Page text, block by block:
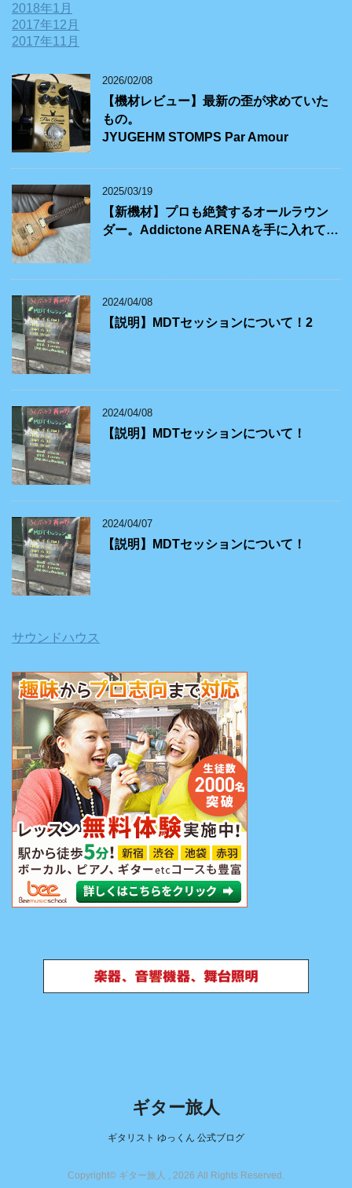
2018年1月
2017年12月
2017年11月
2026/02/08
【機材レビュー】最新の歪が求めていた
もの。
JYUGEHM STOMPS Par Amour
2025/03/19
【新機材】プロも絶賛するオールラウン
ダー。Addictone ARENAを手に入れて…
2024/04/08
【説明】MDTセッションについて！2
2024/04/08
【説明】MDTセッションについて！
2024/04/07
【説明】MDTセッションについて！
サウンドハウス
ギター旅人
ギタリスト ゆっくん 公式ブログ
Copyright© ギター旅人 , 2026 All Rights Reserved.